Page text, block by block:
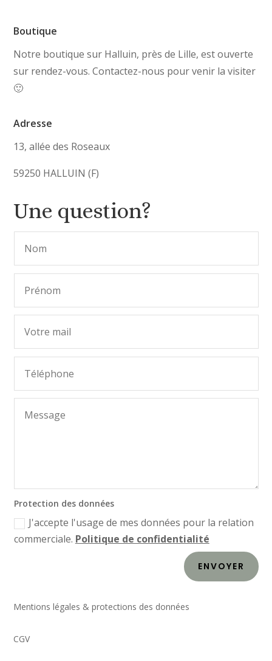
Boutique
Notre boutique sur Halluin, près de Lille, est ouverte
sur rendez-vous. Contactez-nous pour venir la visiter
🙂
Adresse
13, allée des Roseaux
59250 HALLUIN (F)
Une question?
Protection des données
J'accepte l'usage de mes données pour la relation
commerciale. Politique de confidentialité
ENVOYER
Mentions légales & protections des données
CGV